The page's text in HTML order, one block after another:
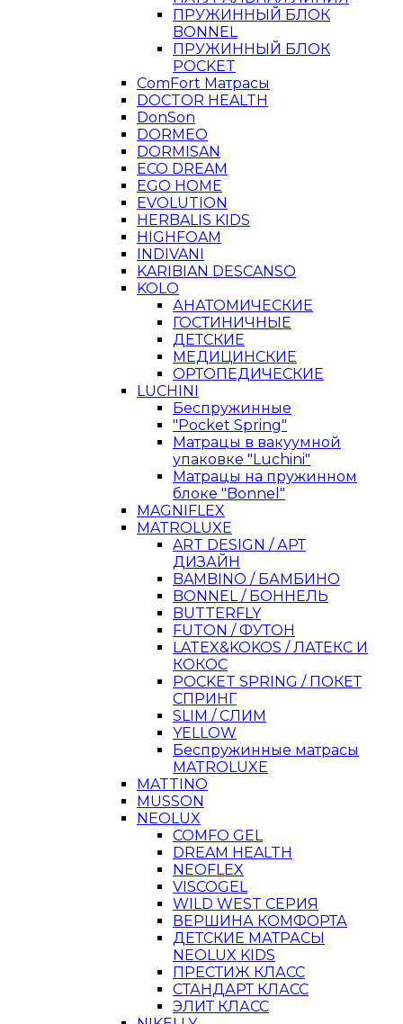
ПРУЖИННЫЙ БЛОК
BONNEL
ПРУЖИННЫЙ БЛОК
POCKET
ComFort Матрасы
DOCTOR HEALTH
DonSon
DORMEO
DORMISAN
ECO DREAM
EGO HOME
EVOLUTION
HERBALIS KIDS
HIGHFOAM
INDIVANI
KARIBIAN DESCANSO
KOLO
АНАТОМИЧЕСКИЕ
ГОСТИНИЧНЫЕ
ДЕТСКИЕ
МЕДИЦИНСКИЕ
ОРТОПЕДИЧЕСКИЕ
LUCHINI
Беспружинные
"Pocket Spring"
Матрацы в вакуумной
упаковке "Luchini"
Матрацы на пружинном
блоке "Bonnel"
MAGNIFLEX
MATROLUXE
ART DESIGN / АРТ
ДИЗАЙН
BAMBINO / БАМБИНО
BONNEL / БОННЕЛЬ
BUTTERFLY
FUTON / ФУТОН
LATEX&KOKOS / ЛАТЕКС И
КОКОС
POCKET SPRING / ПОКЕТ
СПРИНГ
SLIM / СЛИМ
YELLOW
Беспружинные матрасы
MATROLUXE
MATTINO
MUSSON
NEOLUX
COMFO GEL
DREAM HEALTH
NEOFLEX
VISCOGEL
WILD WEST СЕРИЯ
ВЕРШИНА КОМФОРТА
ДЕТСКИЕ МАТРАСЫ
NEOLUX KIDS
ПРЕСТИЖ КЛАСС
СТАНДАРТ КЛАСС
ЭЛИТ КЛАСС